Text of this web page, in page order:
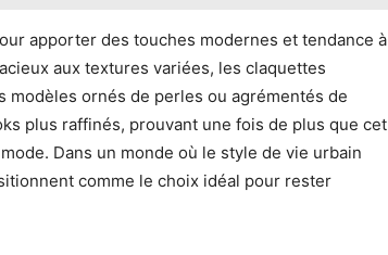
apporter des touches modernes et tendance à
aux textures variées, les claquettes
modèles ornés de perles ou agrémentés de
plus raffinés, prouvant une fois de plus que cet
Dans un monde où le style de vie urbain
comme le choix idéal pour rester